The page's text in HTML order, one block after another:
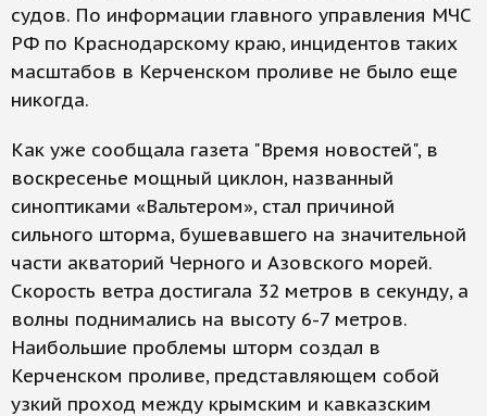
судов. По информации главного управления МЧС
РФ по Краснодарскому краю, инцидентов таких
масштабов в Керченском проливе не было еще
никогда.
Как уже сообщала газета "Время новостей", в
воскресенье мощный циклон, названный
синоптиками «Вальтером», стал причиной
сильного шторма, бушевавшего на значительной
части акваторий Черного и Азовского морей.
Скорость ветра достигала 32 метров в секунду, а
волны поднимались на высоту 6-7 метров.
Наибольшие проблемы шторм создал в
Керченском проливе, представляющем собой
узкий проход между крымским и кавказским